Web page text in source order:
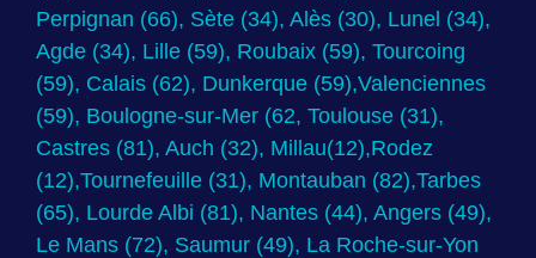
Perpignan (66), Sète (34), Alès (30), Lunel (34),
Agde (34), Lille (59), Roubaix (59), Tourcoing
(59), Calais (62), Dunkerque (59),Valenciennes
(59), Boulogne-sur-Mer (62, Toulouse (31),
Castres (81), Auch (32), Millau(12),Rodez
(12),Tournefeuille (31), Montauban (82),Tarbes
(65), Lourde Albi (81), Nantes (44), Angers (49),
Le Mans (72), Saumur (49), La Roche-sur-Yon